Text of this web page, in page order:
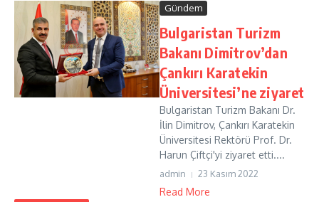
Gündem
Bulgaristan Turizm
Bakanı Dimitrov’dan
Çankırı Karatekin
Üniversitesi’ne ziyaret
Bulgaristan Turizm Bakanı Dr.
İlin Dimitrov, Çankırı Karatekin
Üniversitesi Rektörü Prof. Dr.
Harun Çiftçi'yi ziyaret etti....
admin 23 Kasım 2022
Read More